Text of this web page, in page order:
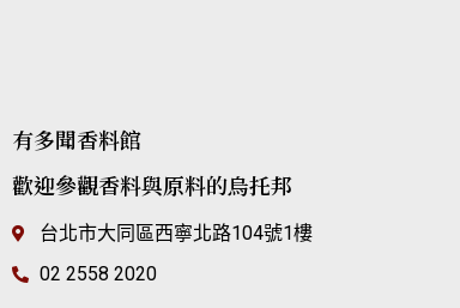
有多聞香料館
歡迎參觀香料與原料的烏托邦
台北市大同區西寧北路104號1樓
02 2558 2020